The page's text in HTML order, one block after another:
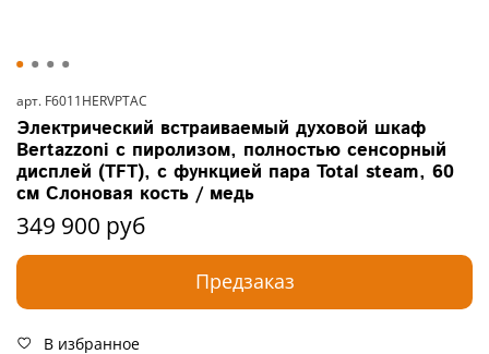
арт. F6011HERVPTAC
Электрический встраиваемый духовой шкаф
Bertazzoni с пиролизом, полностью сенсорный
дисплей (TFT), с функцией пара Total steam, 60
см Слоновая кость / медь
349 900 руб
Предзаказ
В избранное